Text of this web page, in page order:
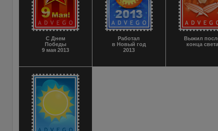
С Днем
Победы
9 мая 2013
Работал
в Новый год
2013
Выжил
конца света